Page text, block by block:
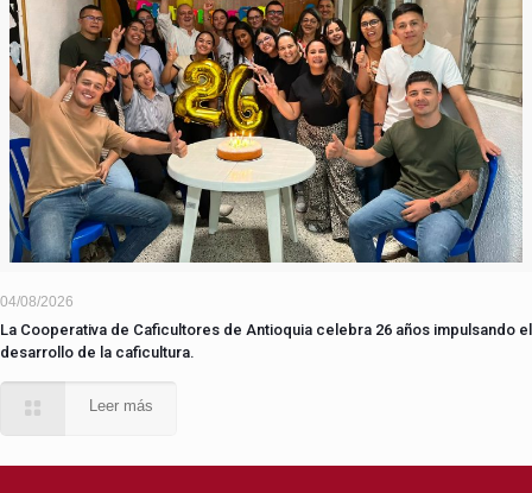
04/08/2026
La Cooperativa de Caficultores de Antioquia celebra 26 años impulsando el
desarrollo de la caficultura.
Leer más